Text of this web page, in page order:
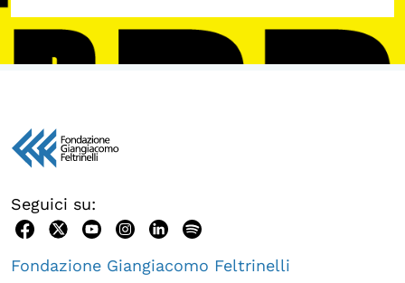
Seguici su:
Fondazione Giangiacomo Feltrinelli